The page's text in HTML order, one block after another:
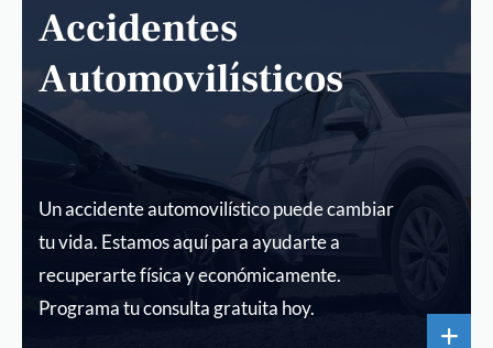
Accidentes
Automovilísticos
Un accidente automovilístico puede cambiar
tu vida. Estamos aquí para ayudarte a
recuperarte física y económicamente.
Programa tu consulta gratuita hoy.